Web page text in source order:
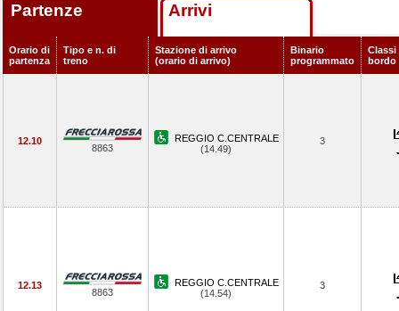
Partenze Arrivi
Orario di
partenza
Tipo e n. di
treno
Stazione di arrivo
(orario di arrivo)
Binario
programmato
Classi
bordo
12.10
8863
REGGIO C.CENTRALE
(14.49)
3
12.13
8863
REGGIO C.CENTRALE
(14.54)
3